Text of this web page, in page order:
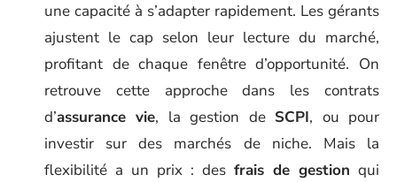
une capacité à s’adapter rapidement. Les gérants
ajustent le cap selon leur lecture du marché,
profitant de chaque fenêtre d’opportunité. On
retrouve cette approche dans les contrats
d’assurance vie, la gestion de SCPI, ou pour
investir sur des marchés de niche. Mais la
flexibilité a un prix : des frais de gestion qui